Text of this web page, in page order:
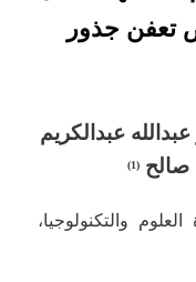
تعفن جذور
عبدالكريم
صالح (1)
والتكنولوجيا،